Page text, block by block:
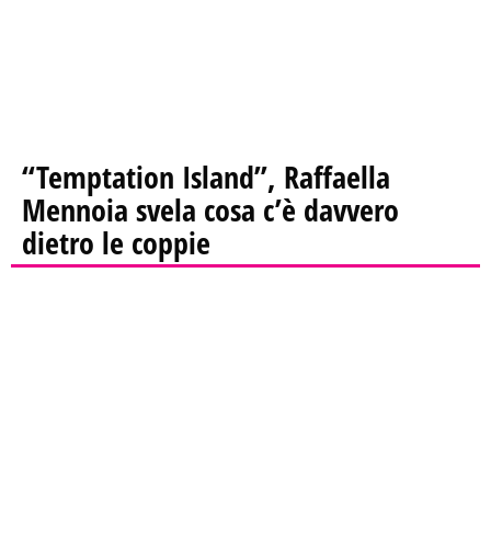
“Temptation Island”, Raffaella
Mennoia svela cosa c’è davvero
dietro le coppie